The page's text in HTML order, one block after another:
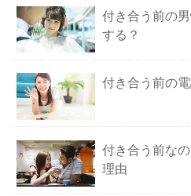
付き合う前の
する？
付き合う前の
付き合う前な
理由